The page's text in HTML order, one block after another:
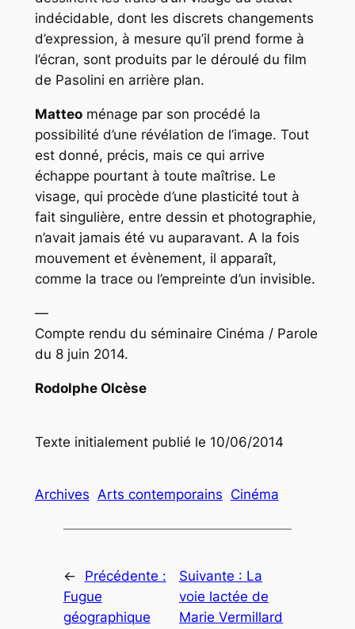
indécidable, dont les discrets changements
d’expression, à mesure qu’il prend forme à
l’écran, sont produits par le déroulé du film
de Pasolini en arrière plan.
Matteoménage par son procédé la
possibilité d’une révélation de l’image. Tout
est donné, précis, mais ce qui arrive
échappe pourtant à toute maîtrise. Le
visage, qui procède d’une plasticité tout à
fait singulière, entre dessin et photographie,
n’avait jamais été vu auparavant. A la fois
mouvement et évènement, il apparaît,
comme la trace ou l’empreinte d’un invisible.
—
Compte rendu du séminaire Cinéma / Parole
du 8 juin 2014.
Rodolphe Olcèse
Texte initialement publié le 10/06/2014
Archives Arts contemporains Cinéma
←
Précédente :
Fugue
géographique
Suivante : La
voie lactée de
Marie Vermillard